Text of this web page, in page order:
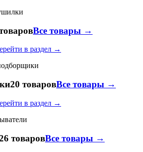
Все товары →
в раздел →
20 товаровВсе товары →
в раздел →
товаровВсе товары →